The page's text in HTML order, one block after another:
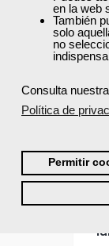
en la web
También
solo
no
Consulta nuestra
Política de
Permitir